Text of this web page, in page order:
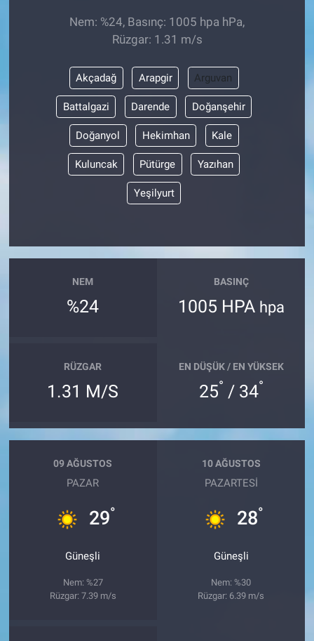
Nem: %24, Basınç: 1005 hpa hPa,
Rüzgar: 1.31 m/s
Akçadağ Arapgir Arguvan
Battalgazi Darende Doğanşehir
Doğanyol Hekimhan Kale
Kuluncak Pütürge Yazıhan
Yeşilyurt
NEM
%24
BASINÇ
1005 HPA hpa
RÜZGAR
1.31 M/S
EN DÜŞÜK / EN YÜKSEK
25° / 34°
09 AĞUSTOS
PAZAR
29°
Güneşli
Nem: %27
Rüzgar: 7.39 m/s
10 AĞUSTOS
PAZARTESI
28°
Güneşli
Nem: %30
Rüzgar: 6.39 m/s